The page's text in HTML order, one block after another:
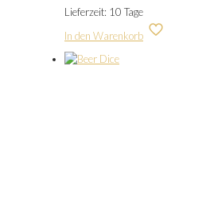
Lieferzeit: 10 Tage
In den Warenkorb